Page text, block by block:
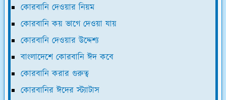
কোরবানি দেওয়ার নিয়ম
কোরবানি কয় ভাগে দেওয়া যায়
কোরবানি দেওয়ার উদ্দেশ্য
বাংলাদেশে কোরবানি ঈদ কবে
কোরবানি করার গুরুত্ব
কোরবানির ঈদের স্ট্যাটাস